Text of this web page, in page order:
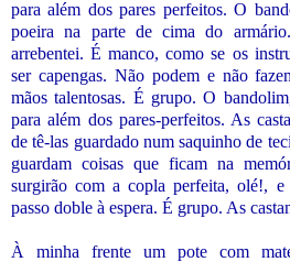
para além dos pares perfeitos. O
poeira na parte de cima do
arrebentei. É manco, como se os
ser capengas. Não podem e não
mãos talentosas. É grupo. O
para além dos pares-perfeitos. As
de tê-las guardado num saquinho de
guardam coisas que ficam na
surgirão com a copla perfeita, olé!,
passo doble à espera. É grupo. As
À minha frente um pote com